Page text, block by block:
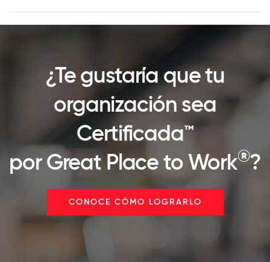
¿Te gustaría que tu
organización sea
Certificada™
por Great Place to Work®?
CONOCE CÓMO LOGRARLO